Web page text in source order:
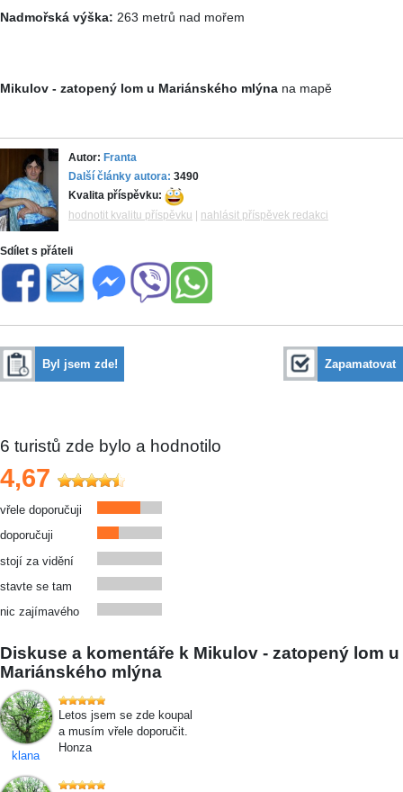
Nadmořská výška: 263 metrů nad mořem
Mikulov - zatopený lom u Mariánského mlýna na mapě
Autor: Franta
Další články autora: 3490
Kvalita příspěvku:
hodnotit kvalitu příspěvku
nahlásit příspěvek redakci
Sdílet s přáteli
Byl jsem zde! Zapamatovat
6 turistů zde bylo a hodnotilo
4,67
vřele doporučuji
doporučuji
stojí za vidění
stavte se tam
nic zajímavého
Diskuse a komentáře k Mikulov - zatopený lom u
Mariánského mlýna
klana
Letos jsem se zde koupal
a musím vřele doporučit.
Honza